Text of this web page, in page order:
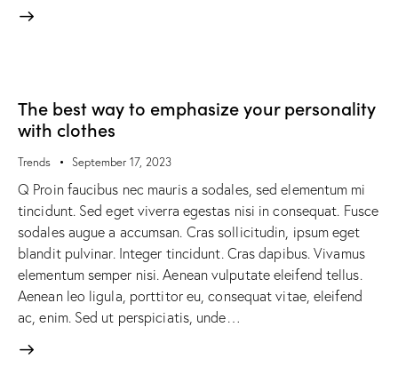
The best way to emphasize your personality
with clothes
Trends September 17, 2023
Q Proin faucibus nec mauris a sodales, sed elementum mi
tincidunt. Sed eget viverra egestas nisi in consequat. Fusce
sodales augue a accumsan. Cras sollicitudin, ipsum eget
blandit pulvinar. Integer tincidunt. Cras dapibus. Vivamus
elementum semper nisi. Aenean vulputate eleifend tellus.
Aenean leo ligula, porttitor eu, consequat vitae, eleifend
ac, enim. Sed ut perspiciatis, unde…